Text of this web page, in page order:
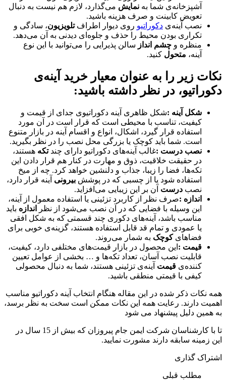
آشپزخانه‌ی شما به نمایش می‌گذارد، لازم هم نیست به دنبال
تعویض کابینت و صرف هزینه باشید.
نصب آینه‌ی دکوراتیو روی دیوار اطرافتلویزیون، سادگی و
تکراری بودن محیط را حذف و جلوه‌ای دیدنی به آن می‌دهد.
منظره و چشم انداز سالن پذیرایی را می‌توانید با این نوع
آینه، متحول کنید.
نکات زیر را به عنوان معیار خرید آینه‌ی
دکوراتیو، در نظر داشته باشید:
شکل آینه :شکل ظاهری آینه دکوراتیوی جدای از قیمت و
کیفیت، تناسب با محیطی است که قرار است در آن مورد
استفاده قرار گیرد، اشکال، انواع و اقسام آینه در بازار متنوع
است. شما باید کوچک یا بزرگی محل نصب را در نظر بگیرید.
نصب درست :غالب آینه‌های دکوراتیو دارای چندتکه هستند،
در حقیقت خلاقیت، ذوق و مهارت در کنار هم قرار دادن این
تکه‌ها، فضا را زیبا، جذاب و دلنشین خواهد کرد. چه از میخ
استفاده شود یا از چسبی که در پوشش بیرونی آینه قرار دارد،
نصب درست آن بر این زیبایی می‌افزاید.
اندازه :صرف نظر از کاربرد تزئینی یا استفاده معمول از آینه،
این وسیله با فضایی که در آن نصب می‌شود از نظر
اندازه باید
مناسب باشد، آینه‌های دکوری چند قسمتی که به شکل افقی
یا عمودی و تمام قد قابل استفاده هستند، گزینه‌ی خوبی برای
فضاهایکوچک به شمار می‌روند.
قیمت : این محصول در بازار قیمت‌های مختلفی دارد، کیفیت،
قابلیت نصب آسان، تعداد تکه‌ها و … بخشی از عوامل تعیین
کننده‌ی قیمت آینه‌ی تزئینی هستند، شما به دنبال محصولی
کیفی با قیمتی منطقی باشید.
همه نکات ذکر شده در این مقاله هنگام انتخاب آینه دکوراتیو مناسب
اهمیت دارند. رعایت همه این نکات ممکن است سخت به نظر برسد،
به همین دلیل پیشنهاد می شود
تا با کارشناسان شرکت ایمن جام پیروزان که بیش از 15 سال در
این زمینه سابقه دارند مشورت نمایید.
اشتراک گذاری
مطلب قبلی